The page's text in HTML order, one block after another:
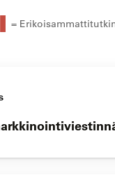
=